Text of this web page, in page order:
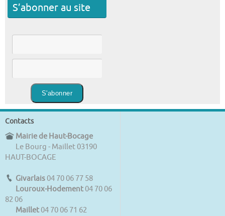
S’abonner au site
Contacts
Mairie de Haut-Bocage
Le Bourg - Maillet 03190
HAUT-BOCAGE
Givarlais 04 70 06 77 58
Louroux-Hodement 04 70 06
82 06
Maillet 04 70 06 71 62